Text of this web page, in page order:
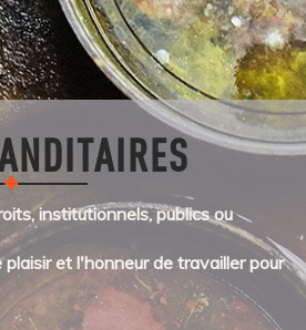
institutionnels, publics ou
plaisir et l'honneur de travailler pour